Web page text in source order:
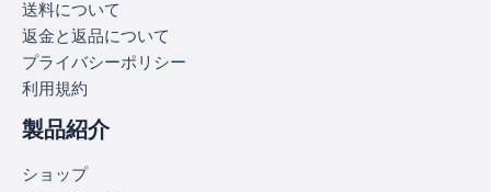
送料について
返金と返品について
プライバシーポリシー
利用規約
製品紹介
ショップ